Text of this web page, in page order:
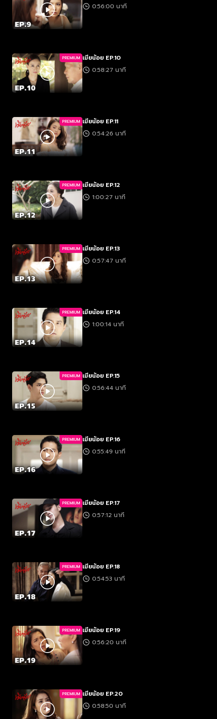
0:56:00 นาที
PREMIUM เมียน้อย EP.10
0:58:27 นาที
PREMIUM เมียน้อย EP.11
0:54:26 นาที
PREMIUM เมียน้อย EP.12
1:00:27 นาที
PREMIUM เมียน้อย EP.13
0:57:47 นาที
PREMIUM เมียน้อย EP.14
1:00:14 นาที
PREMIUM เมียน้อย EP.15
0:56:44 นาที
PREMIUM เมียน้อย EP.16
0:55:49 นาที
PREMIUM เมียน้อย EP.17
0:57:12 นาที
PREMIUM เมียน้อย EP.18
0:54:53 นาที
PREMIUM เมียน้อย EP.19
0:56:20 นาที
PREMIUM เมียน้อย EP.20
0:58:50 นาที